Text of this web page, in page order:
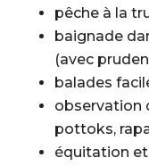
pêche à la
baignade
(avec
balades
observation
pottoks,
équitation et